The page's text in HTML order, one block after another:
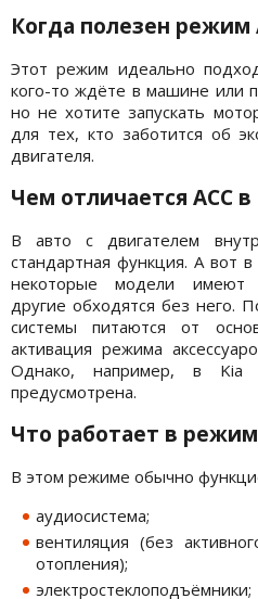
Когда полезен режим
Этот режим идеально
кого-то ждёте в машине или
но не хотите запускать
для тех, кто заботится об
двигателя.
Чем отличается ACC
В авто с двигателем
стандартная функция. А вот
некоторые модели имеют
другие обходятся без него.
системы питаются от
активация режима
Однако, например, в Kia
предусмотрена.
Что работает в
В этом режиме обычно
аудиосистема;
вентиляция (без
отопления);
электростеклоподъёмники;